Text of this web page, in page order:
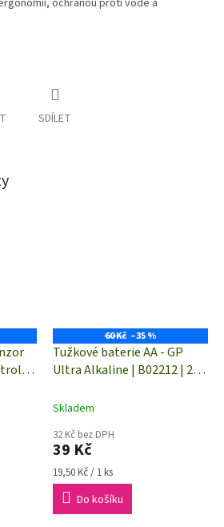
ochranou proti vodě a
SDÍLET
60 Kč –35 %
Tužkové baterie AA - GP
Ultra Alkaline | B02212 | 2
Skladem
32 Kč bez DPH
39 Kč
Měrná
cena:
19,50 Kč / 1 ks
Do košíku